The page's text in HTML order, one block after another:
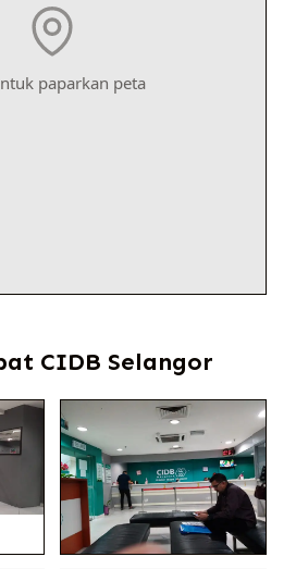
paparkan peta
CIDB Selangor